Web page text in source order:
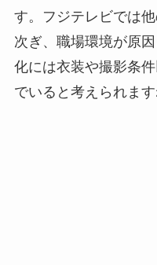
す。フジテレビでは
次ぎ、職場環境が原
化には衣装や撮影条
でいると考えられます